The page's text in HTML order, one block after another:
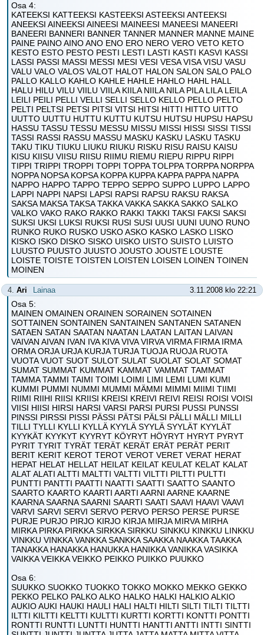
Osa 4:
KATEEKSI KATTEEKSI KASTEEKSI ASTEEKSI ANTEEKSI
ANEEKSI AINEEKSI AINEESI MAINEESI MANEESI MANEERI
BANEERI BANNERI BANNER TANNER MANNER MANNE MAINE
PAINE PAINO AINO ANO ENO ERO NERO VERO VETO KETO
KESTO ESTO PESTO PESTI LESTI LASTI KASTI KASVI KASSI
LASSI PASSI MASSI MESSI MESI VESI VESA VISA VISU VASU
VALU VALO VALOS VALOT HALOT HALON SALON SALO PALO
PALLO KALLO KAHLO KAHLE HAHLE HAHLO HAHL HALL
HALU HILU VILU VIILU VIILA KIILA NIILA NILA PILA LILA LEILA
LEILI PEILI PELLI VELLI SELLI SELLO KELLO PELLO PELTO
PELTI PELTSI PETSI PITSI VITSI HITSI HITTI HITTO UITTO
UUTTO UUTTU HUTTU KUTTU KUTSU HUTSU HUPSU HAPSU
HASSU TASSU TESSU MESSU MISSU MISSI HISSI SISSI TISSI
TASSI RASSI RASSU MASSU MASKU KASKU LASKU TASKU
TAKU TIKU TIUKU LIUKU RIUKU RISKU RISU RAISU KAISU
KISU KIISU VIISU RIISU RIIMU RIEMU RIEPU RIPPU RIPPI
TIPPI TRIPPI TROPPI TOPPI TOPPA TOLPPA TORPPA NORPPA
NOPPA NOPSA KOPSA KOPPA KUPPA KAPPA PAPPA NAPPA
NAPPO HAPPO TAPPO TEPPO SEPPO SUPPO LUPPO LAPPO
LAPPI NAPPI NAPSI LAPSI RAPSI RAPSU RAKSU RAKSA
SAKSA MAKSA TAKSA TAKKA VAKKA SAKKA SAKKO SALKO
VALKO VAKO RAKO RAKKO RAKKI TAKKI TAKSI FAKSI SAKSI
SUKSI UKSI LUKSI RUKSI RUSI SUSI UUSI UUNI UUNO RUNO
RUNKO RUKO RUSKO USKO ASKO KASKO LASKO LISKO
KISKO ISKO DISKO SISKO UISKO UISTO SUISTO LUISTO
LUUSTO PUUSTO JUUSTO JOUSTO JOUSTE LOUSTE
LOISTE TOISTE TOISTEN LOISTEN LOISEN LOINEN TOINEN
MOINEN
4. Ari Lainaa 3.11.2008 klo 22:21
Osa 5:
MAINEN OMAINEN ORAINEN SORAINEN SOTAINEN
SOTTAINEN SONTAINEN SANTAINEN SANTANEN SATANEN
SATAEN SATAN SAATAN NAATAN LAATAN LAITAN LAIVAN
VAIVAN AIVAN IVAN IVA KIVA VIVA VIRVA VIRMA FIRMA IRMA
ORMA ORJA URJA KURJA TURJA TUOJA RUOJA RUOTA
VUOTA VUOT SUOT SULOT SULAT SUOLAT SOLAT SOMAT
SUMAT SUMMAT KUMMAT KAMMAT VAMMAT TAMMAT
TAMMA TAMMI TAIMI TOIMI LOIMI LIMI LEMI LUMI KUMI
KUMMI PUMMI NUMMI MUMMI MÄMMI MIMMI MIIMI TIIMI
RIIMI RIIHI RIISI KRIISI KREISI KREIVI REIVI REISI ROISI VOISI
VIISI HIISI HIRSI HARSI VARSI PARSI PURSI PUSSI PUNSSI
PINSSI PIRSSI PISSI PÄSSI PÄTSI PÄLSI PÄLLI MÄLLI MILLI
TILLI TYLLI KYLLI KYLLÄ KYYLÄ SYYLÄ SYYLÄT KYYLÄT
KYYKÄT KYYKYT KYYRYT KÖYRYT HÖYRYT HYRYT PYRYT
PYRIT TYRIT TYRÄT TERÄT KERÄT ERÄT PERÄT PERIT
BERIT KERIT KEROT TEROT VEROT VERET VERAT HERAT
HEPAT HELAT HELLAT HEILAT KEILAT KEULAT KELAT KALAT
ALAT ALATI ALTTI MALTTI VALTTI VILTTI PILTTI PULTTI
PUNTTI PANTTI PAATTI NAATTI SAATTI SAATTO SAANTO
SAARTO KAARTO KAARTI AARTI AARNI AARNE KAARNE
KAARNA SAARNA SAARNI SAARTI SAATI SAAVI HAAVI VAAVI
VARVI SARVI SERVI SERVO PERVO PERSO PERSE PURSE
PURJE PURJO PIRJO KIRJO KIRJA MIRJA MIRVA MIRHA
MIRKA PIRKA PIRKKA SIRKKA SIRKKU SINKKU KINKKU LINKKU
VINKKU VINKKA VANKKA SANKKA SAAKKA NAAKKA TAAKKA
TANAKKA HANAKKA HANUKKA HANIKKA VANIKKA VASIKKA
VAIKKA VEIKKA VEIKKO PEIKKO PUIKKO PUUKKO
Osa 6:
SUUKKO SUOKKO TUOKKO TOKKO MOKKO MEKKO GEKKO
PEKKO PELKO PALKO ALKO HALKO HALKI HALKIO ALKIO
AUKIO AUKI HAUKI HAULI HALI HALTI HILTI SILTI TILTI TILTTI
ILTTI KILTTI KELTTI KULTTI KURTTI KORTTI KONTTI PONTTI
RONTTI RUNTTI LUNTTI HUNTTI HANTTI ANTTI INTTI SINTTI